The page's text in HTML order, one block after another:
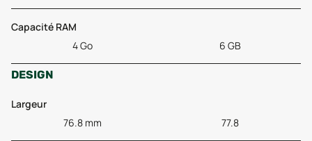
Capacité RAM
4 Go
6 GB
DESIGN
Largeur
76.8 mm
77.8